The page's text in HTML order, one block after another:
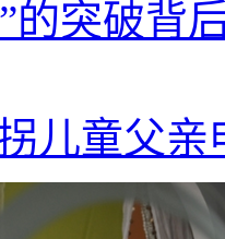
的突破背
儿童父